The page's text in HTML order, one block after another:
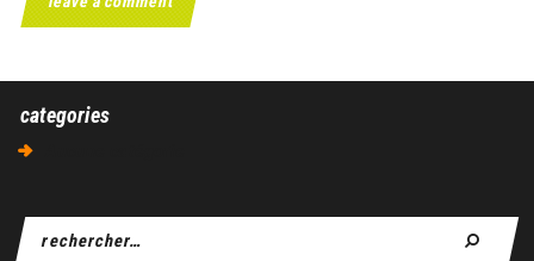
categories